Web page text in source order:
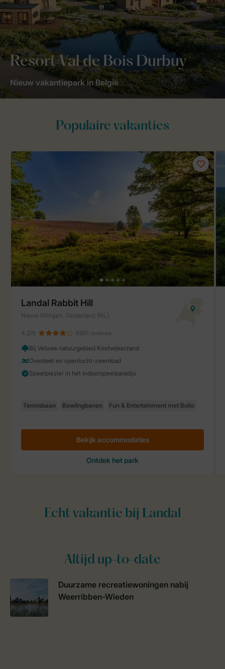
Resort Val de Bois Durbuy
Nieuw vakantiepark in België
Altijd up-to-date
Duurzame recreatiewoningen nabij
Weerribben-Wieden